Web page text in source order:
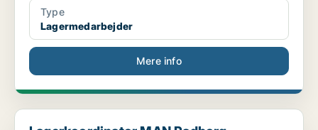
Type
Lagermedarbejder
Mere info
Lagerkoordinator MAN Padborg